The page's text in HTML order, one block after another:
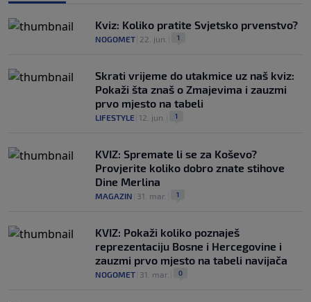
Kviz: Koliko pratite Svjetsko prvenstvo?
NOGOMET 22. jun. 1
Skrati vrijeme do utakmice uz naš kviz:
Pokaži šta znaš o Zmajevima i zauzmi
prvo mjesto na tabeli
LIFESTYLE 12. jun. 1
KVIZ: Spremate li se za Koševo?
Provjerite koliko dobro znate stihove
Dine Merlina
MAGAZIN 31. mar. 1
KVIZ: Pokaži koliko poznaješ
reprezentaciju Bosne i Hercegovine i
zauzmi prvo mjesto na tabeli navijača
NOGOMET 31. mar. 0